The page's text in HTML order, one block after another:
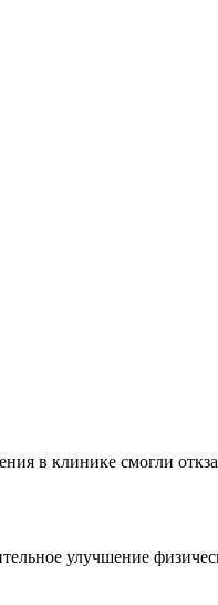
в клинике смогли
улучшение